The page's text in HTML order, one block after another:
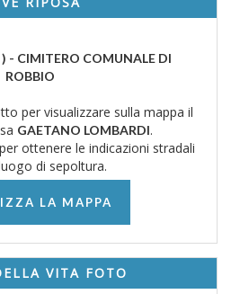
- CIMITERO COMUNALE DI
ROBBIO
per visualizzare sulla mappa il
GAETANO LOMBARDI.
ottenere le indicazioni stradali
di sepoltura.
LA MAPPA
VITA FOTO